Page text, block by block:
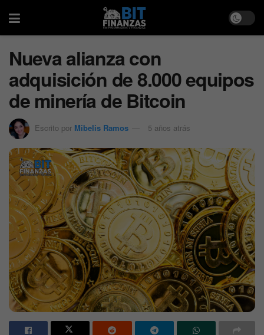
Nueva alianza con
adquisición de 8.000 equipos
de minería de Bitcoin
Escrito por Mibelis Ramos 5 años atrás